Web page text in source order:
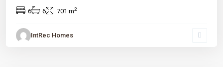
6 6 701 m2
IntRec Homes